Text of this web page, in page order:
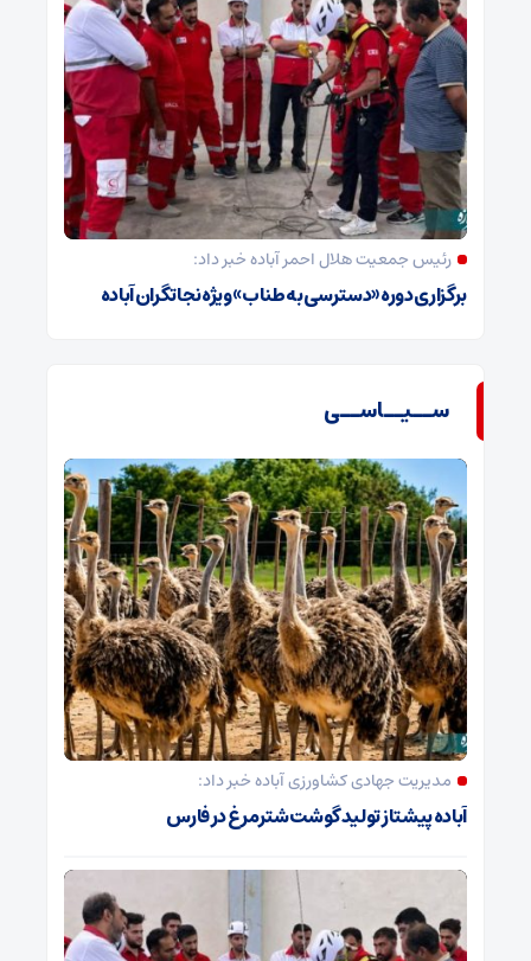
رئیس جمعیت هلال احمر آباده خبر داد:
برگزاری دوره «دسترسی به طناب» ویژه نجاتگران آباده
ســیــاســی
مدیریت جهادی کشاورزی آباده خبر داد:
آباده پیشتاز تولید گوشت شترمرغ در فارس